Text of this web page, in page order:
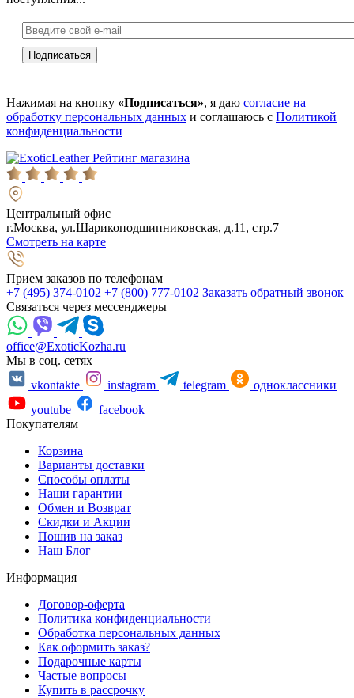
Нажимая на кнопку «Подписаться», я даю согласие на
обработку персональных данных и соглашаюсь с Политикой
конфиденциальности
Рейтинг магазина
Центральный офис
г.Москва, ул.Шарикоподшипниковская, д.11, стр.7
Смотреть на карте
Прием заказов по телефонам
+7 (495) 374-0102 +7 (800) 777-0102 Заказать обратный звонок
Связаться через мессенджеры
office@ExoticKozha.ru
Мы в соц. сетях
vkontakte
instagram telegram
одноклассники
youtube
facebook
Покупателям
Корзина
Варианты доставки
Способы оплаты
Наши гарантии
Обмен и Возврат
Скидки и Акции
Пошив на заказ
Наш Блог
Информация
Договор-оферта
Политика конфиденциальности
Обработка персональных данных
Как оформить заказ?
Подарочные карты
Частые вопросы
Купить в рассрочку